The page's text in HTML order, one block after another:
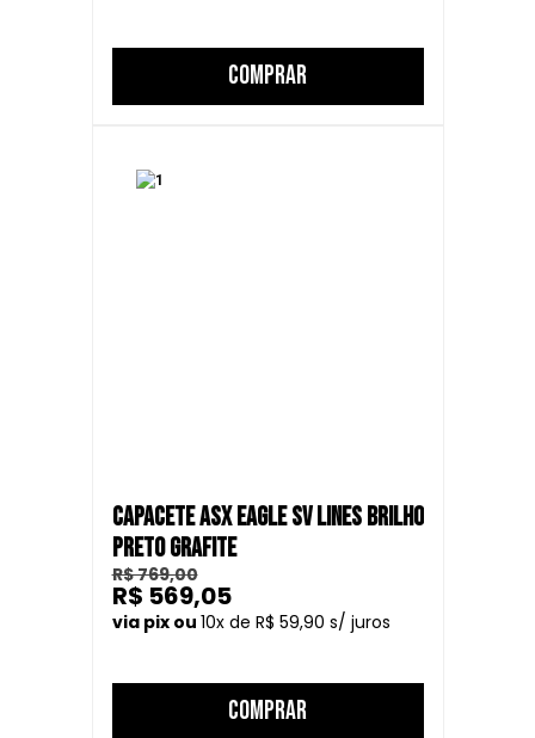
COMPRAR
CAPACETE ASX EAGLE SV LINES BRILHO
PRETO GRAFITE
R$ 769,00
10
R$ 59,90
R$ 569,05
COMPRAR